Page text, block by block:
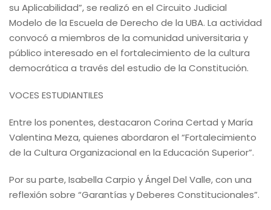
su Aplicabilidad”, se realizó en el Circuito Judicial
Modelo de la Escuela de Derecho de la UBA. La actividad
convocó a miembros de la comunidad universitaria y
público interesado en el fortalecimiento de la cultura
democrática a través del estudio de la Constitución.
VOCES ESTUDIANTILES
Entre los ponentes, destacaron Corina Certad y María
Valentina Meza, quienes abordaron el “Fortalecimiento
de la Cultura Organizacional en la Educación Superior”.
Por su parte, Isabella Carpio y Ángel Del Valle, con una
reflexión sobre “Garantías y Deberes Constitucionales”.